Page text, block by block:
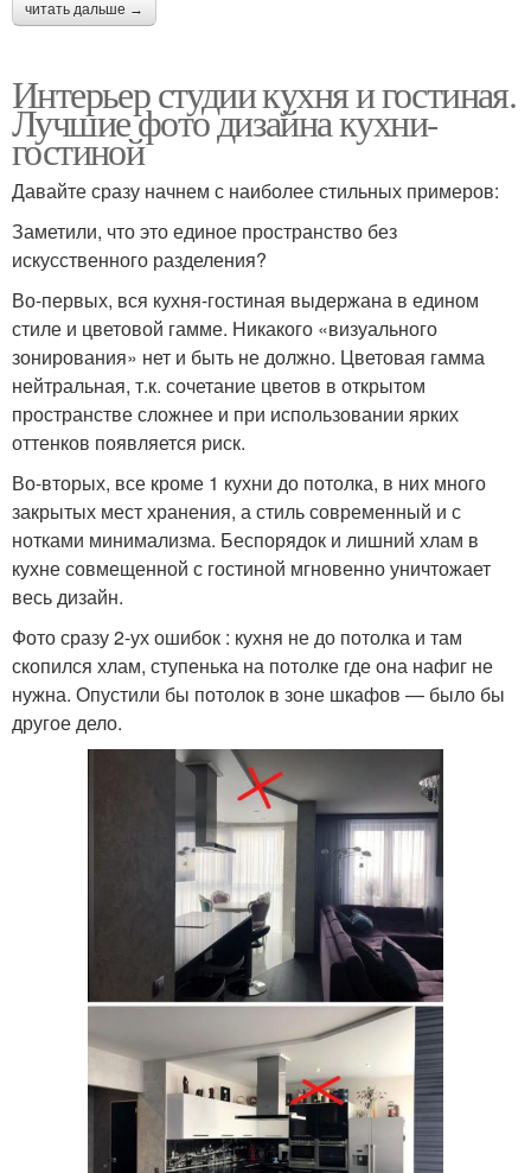
читать дальше →
Интерьер студии кухня и гостиная.
Лучшие фото дизайна кухни-
гостиной
Давайте сразу начнем с наиболее стильных примеров:
Заметили, что это единое пространство без
искусственного разделения?
Во-первых, вся кухня-гостиная выдержана в едином
стиле и цветовой гамме. Никакого «визуального
зонирования» нет и быть не должно. Цветовая гамма
нейтральная, т.к. сочетание цветов в открытом
пространстве сложнее и при использовании ярких
оттенков появляется риск.
Во-вторых, все кроме 1 кухни до потолка, в них много
закрытых мест хранения, а стиль современный и с
нотками минимализма. Беспорядок и лишний хлам в
кухне совмещенной с гостиной мгновенно уничтожает
весь дизайн.
Фото сразу 2-ух ошибок : кухня не до потолка и там
скопился хлам, ступенька на потолке где она нафиг не
нужна. Опустили бы потолок в зоне шкафов — было бы
другое дело.